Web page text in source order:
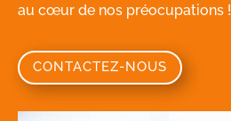
au cœur de nos préocupations !
CONTACTEZ-NOUS